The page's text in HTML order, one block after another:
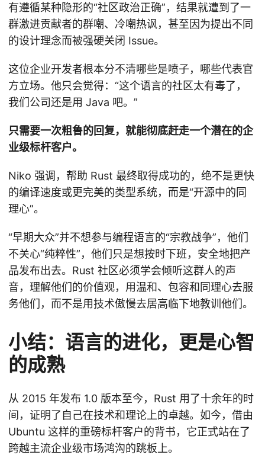
有遵循某种隐形的“社区政治正确”，结果就遭到了一
群激进贡献者的群嘲、冷嘲热讽，甚至因为提出不同
的设计理念而被强硬关闭 Issue。
这位企业开发者根本分不清哪些是喷子，哪些代表官
方立场。他只会觉得：“这个语言的社区太有毒了，
我们公司还是用 Java 吧。”
只需要一次粗鲁的回复，就能彻底赶走一个潜在的企
业级标杆客户。
Niko 强调，帮助 Rust 最终取得成功的，绝不是更快
的编译速度或更完美的类型系统，而是“开源中的同
理心”。
“早期大众”并不想参与编程语言的“宗教战争”，他们
不关心“纯粹性”，他们只是想按时下班，安全地把产
品发布出去。Rust 社区必须学会倾听这群人的声
音，理解他们的价值观，用温和、包容和同理心去服
务他们，而不是用技术傲慢去居高临下地教训他们。
小结：语言的进化，更是心智
的成熟
从 2015 年发布 1.0 版本至今，Rust 用了十余年的时
间，证明了自己在技术和理论上的卓越。如今，借由
Ubuntu 这样的重磅标杆客户的背书，它正式站在了
跨越主流企业级市场鸿沟的跳板上。